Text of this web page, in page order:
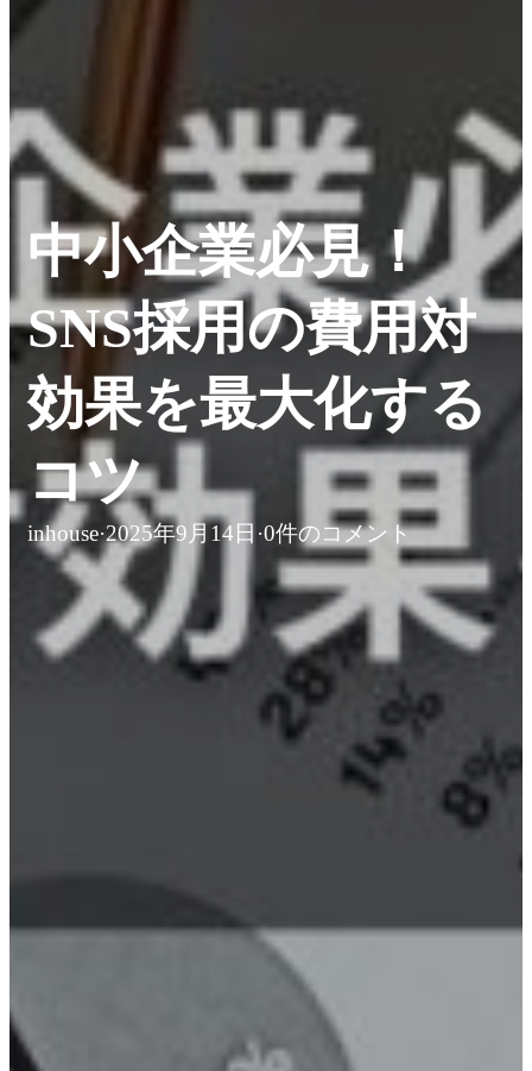
中小企業必見！
SNS採用の費用対
効果を最大化する
コツ
inhouse·2025年9月14日 ·0件のコメント